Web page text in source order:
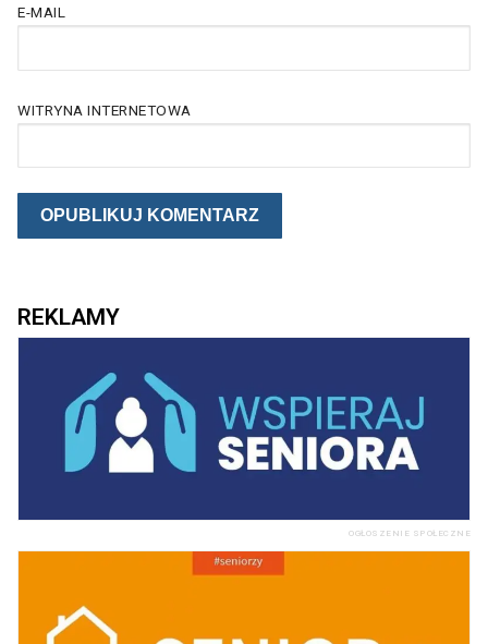
E-MAIL
WITRYNA INTERNETOWA
REKLAMY
OGŁOSZENIE SPOŁECZNE